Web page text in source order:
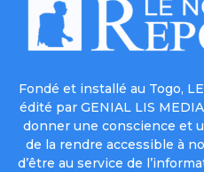
Fondé et installé au Togo,
édité par GENIAL LIS
donner une conscience et
de la rendre accessible à
d’être au service de